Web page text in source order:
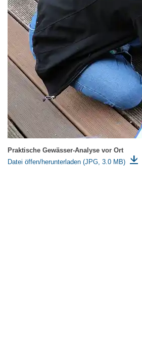
Praktische Gewässer-Analyse vor Ort
Datei öffen/herunterladen (JPG, 3.0 MB)